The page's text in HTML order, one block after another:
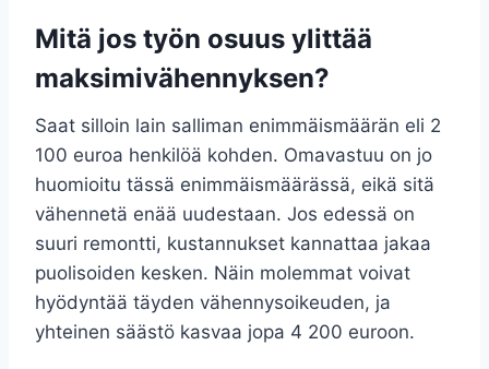
Mitä jos työn osuus ylittää
maksimivähennyksen?
Saat silloin lain salliman enimmäismäärän eli 2
100 euroa henkilöä kohden. Omavastuu on jo
huomioitu tässä enimmäismäärässä, eikä sitä
vähennetä enää uudestaan. Jos edessä on
suuri remontti, kustannukset kannattaa jakaa
puolisoiden kesken. Näin molemmat voivat
hyödyntää täyden vähennysoikeuden, ja
yhteinen säästö kasvaa jopa 4 200 euroon.